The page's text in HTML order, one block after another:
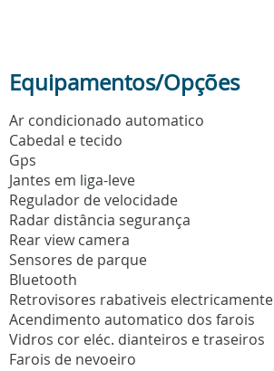
Equipamentos/Opções
Ar condicionado automatico
Cabedal e tecido
Gps
Jantes em liga-leve
Regulador de velocidade
Radar distância segurança
Rear view camera
Sensores de parque
Bluetooth
Retrovisores rabativeis electricamente
Acendimento automatico dos farois
Vidros cor eléc. dianteiros e traseiros
Farois de nevoeiro